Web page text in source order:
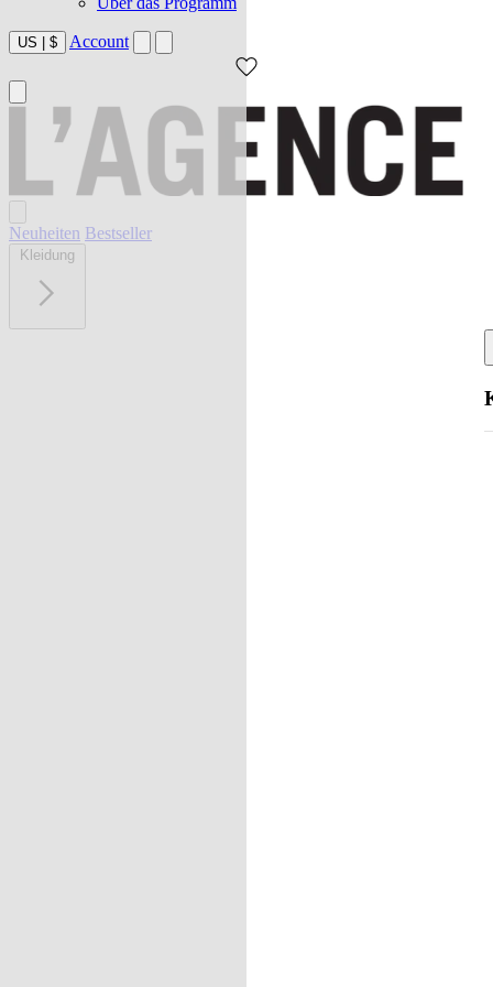
US $ Account
Neuheiten Bestseller
Kleidung